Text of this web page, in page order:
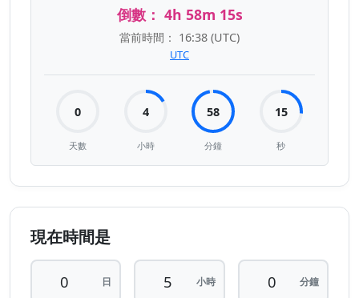
倒數： 4h 58m 15s
當前時間： 16:38 (UTC)
UTC
0
天數
4
小時
58
分鐘
15
秒
現在時間是
日 小時 分鐘